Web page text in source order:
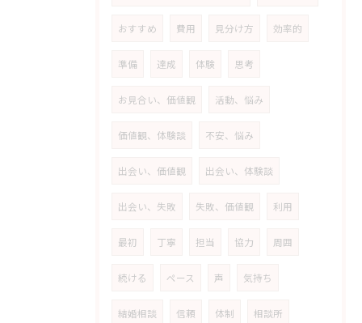
おすすめ 費用 見分け方 効率的
準備 達成 体験 思考
お見合い、価値観 活動、悩み
価値観、体験談 不安、悩み
出会い、価値観 出会い、体験談
出会い、失敗 失敗、価値観 利用
最初 丁寧 担当 協力 周囲
続ける ペース 声 気持ち
結婚相談 信頼 体制 相談所